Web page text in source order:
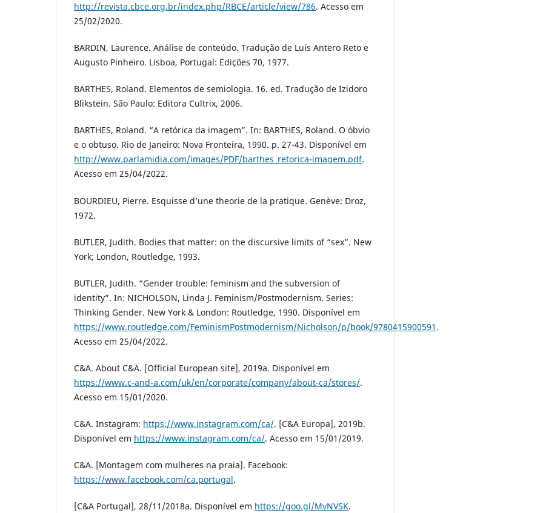
http://revista.cbce.org.br/index.php/RBCE/article/view/786. Acesso em
25/02/2020.
BARDIN, Laurence. Análise de conteúdo. Tradução de Luís Antero Reto e
Augusto Pinheiro. Lisboa, Portugal: Edições 70, 1977.
BARTHES, Roland. Elementos de semiologia. 16. ed. Tradução de Izidoro
Blikstein. São Paulo: Editora Cultrix, 2006.
BARTHES, Roland. “A retórica da imagem”. In: BARTHES, Roland. O óbvio
e o obtuso. Rio de Janeiro: Nova Fronteira, 1990. p. 27-43. Disponível em
http://www.parlamidia.com/images/PDF/barthes_retorica-imagem.pdf.
Acesso em 25/04/2022.
BOURDIEU, Pierre. Esquisse d’une theorie de la pratique. Genève: Droz,
1972.
BUTLER, Judith. Bodies that matter: on the discursive limits of “sex”. New
York; London, Routledge, 1993.
BUTLER, Judith. “Gender trouble: feminism and the subversion of
identity”. In: NICHOLSON, Linda J. Feminism/Postmodernism. Series:
Thinking Gender. New York & London: Routledge, 1990. Disponível em
https://www.routledge.com/FeminismPostmodernism/Nicholson/p/book/9780415900591 .
Acesso em 25/04/2022.
C&A. About C&A. [Official European site], 2019a. Disponível em
https://www.c-and-a.com/uk/en/corporate/company/about-ca/stores/.
Acesso em 15/01/2020.
C&A. Instagram: https://www.instagram.com/ca/. [C&A Europa], 2019b.
Disponível em https://www.instagram.com/ca/. Acesso em 15/01/2019.
C&A. [Montagem com mulheres na praia]. Facebook:
https://www.facebook.com/ca.portugal.
[C&A Portugal], 28/11/2018a. Disponível em https://goo.gl/MvNVSK.